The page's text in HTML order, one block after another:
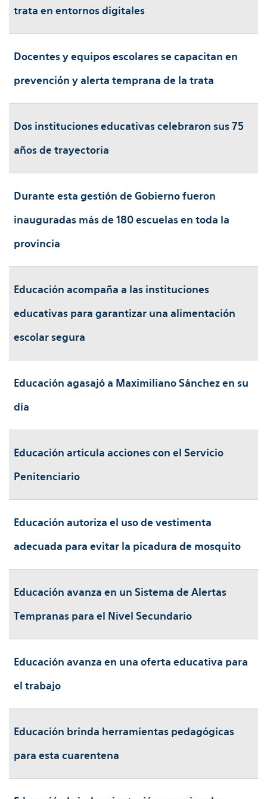
trata en entornos digitales
Docentes y equipos escolares se capacitan en
prevención y alerta temprana de la trata
Dos instituciones educativas celebraron sus 75
años de trayectoria
Durante esta gestión de Gobierno fueron
inauguradas más de 180 escuelas en toda la
provincia
Educación acompaña a las instituciones
educativas para garantizar una alimentación
escolar segura
Educación agasajó a Maximiliano Sánchez en su
día
Educación articula acciones con el Servicio
Penitenciario
Educación autoriza el uso de vestimenta
adecuada para evitar la picadura de mosquito
Educación avanza en un Sistema de Alertas
Tempranas para el Nivel Secundario
Educación avanza en una oferta educativa para
el trabajo
Educación brinda herramientas pedagógicas
para esta cuarentena